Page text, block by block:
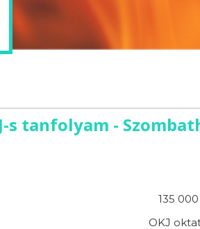
s tanfolyam -
135
OKJ